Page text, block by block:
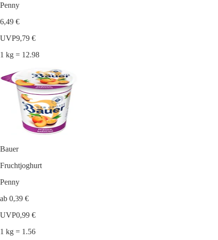
Penny
6,49 €
UVP9,79 €
1 kg = 12.98
Bauer
Fruchtjoghurt
Penny
ab 0,39 €
UVP0,99 €
1 kg = 1.56